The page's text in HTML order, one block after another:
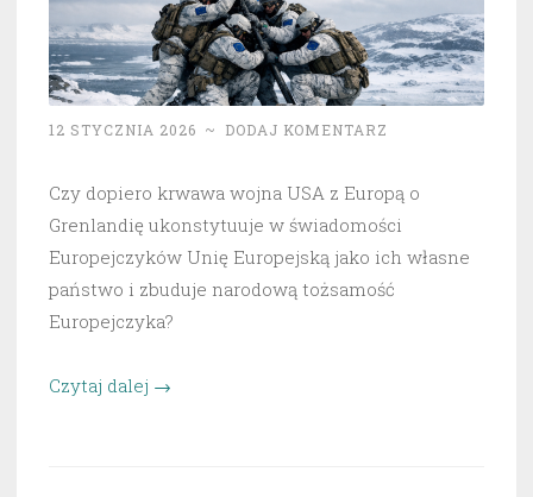
12 STYCZNIA 2026 ~ DODAJ KOMENTARZ
Czy dopiero krwawa wojna USA z Europą o
Grenlandię ukonstytuuje w świadomości
Europejczyków Unię Europejską jako ich własne
państwo i zbuduje narodową tożsamość
Europejczyka?
Czytaj dalej „Czy
→